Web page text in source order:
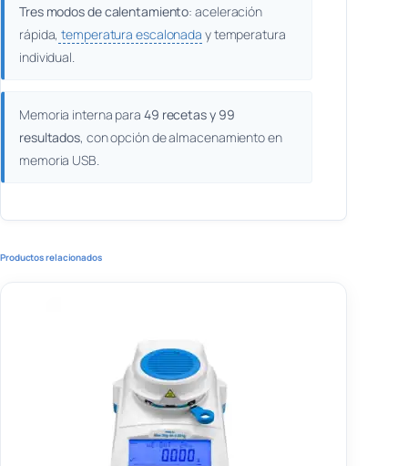
Tres modos de calentamiento: aceleración
rápida, temperatura escalonada y temperatura
individual.
Memoria interna para 49 recetas y 99
resultados, con opción de almacenamiento en
memoria USB.
Productos relacionados